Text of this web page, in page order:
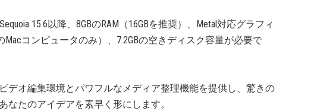
15.6以降、8GBのRAM（16GBを推奨）、Metal対応グラフィ
Macコンピュータのみ）、7.2GBの空きディスク容量が必要で
ビデオ編集環境とパワフルなメディア整理機能を提供し、驚きの
なたのアイデアを素早く形にします。